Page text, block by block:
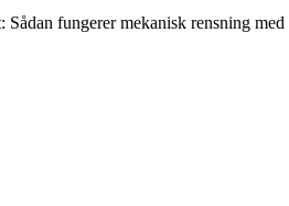
fungerer mekanisk rensning